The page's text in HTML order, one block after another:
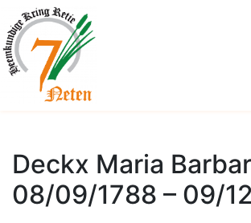
Deckx Maria
08/09/1788 – 09/